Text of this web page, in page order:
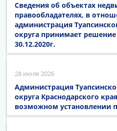
Сведения об объектах
правообладателях, в
администрация
округа принимает
30.12.2020г.
28 июля 2026
Администрация
округа Краснодарского
возможном установлении